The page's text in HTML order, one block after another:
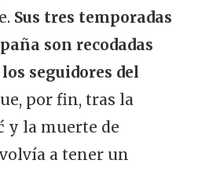
Sus tres temporadas
son recodadas
seguidores del
por fin, tras la
y la muerte de
a tener un